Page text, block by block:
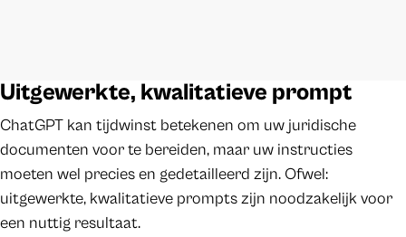
Uitgewerkte, kwalitatieve prompt
ChatGPT kan tijdwinst betekenen om uw juridische
documenten voor te bereiden, maar uw instructies
moeten wel precies en gedetailleerd zijn. Ofwel:
uitgewerkte, kwalitatieve prompts zijn noodzakelijk voor
een nuttig resultaat.